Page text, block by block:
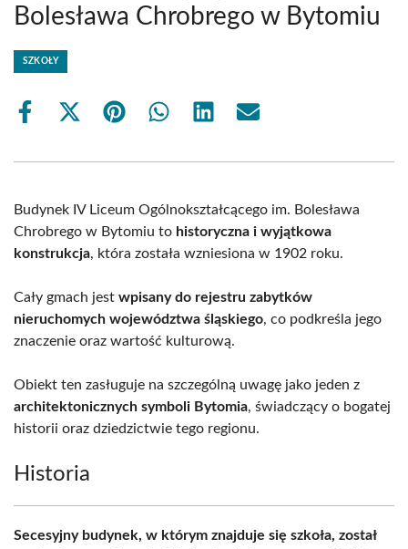
Bolesława Chrobrego w Bytomiu
SZKOŁY
Share
Share
(Twitter)
Share Share Share Share
Budynek IV Liceum Ogólnokształcącego im. Bolesława
Chrobrego w Bytomiu to historyczna i wyjątkowa
konstrukcja, która została wzniesiona w 1902 roku.
Cały gmach jest wpisany do rejestru zabytków
nieruchomych województwa śląskiego, co podkreśla jego
znaczenie oraz wartość kulturową.
Obiekt ten zasługuje na szczególną uwagę jako jeden z
architektonicznych symboli Bytomia, świadczący o bogatej
historii oraz dziedzictwie tego regionu.
Historia
Secesyjny budynek, w którym znajduje się szkoła, został